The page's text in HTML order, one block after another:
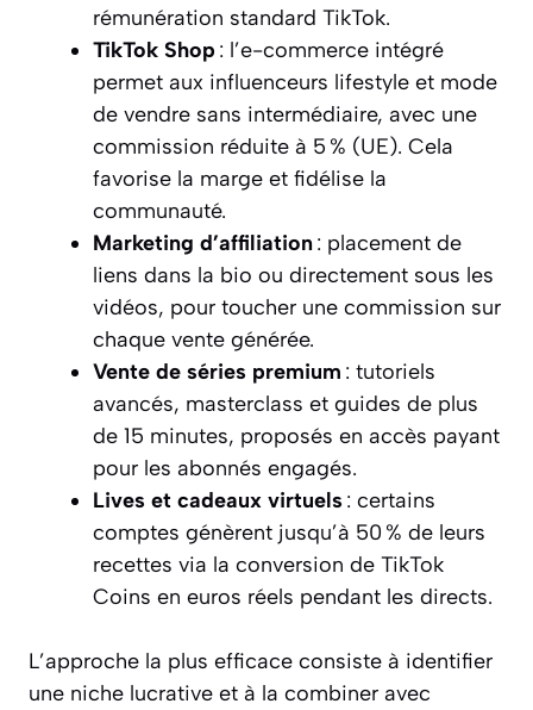
rémunération standard TikTok.
TikTok Shop : l’e-commerce intégré
permet aux influenceurs lifestyle et mode
de vendre sans intermédiaire, avec une
commission réduite à 5 % (UE). Cela
favorise la marge et fidélise la
communauté.
Marketing d’affiliation: placement de
liens dans la bio ou directement sous les
vidéos, pour toucher une commission sur
chaque vente générée.
Vente de séries premium : tutoriels
avancés, masterclass et guides de plus
de 15 minutes, proposés en accès payant
pour les abonnés engagés.
Lives et cadeaux virtuels : certains
comptes génèrent jusqu’à 50 % de leurs
recettes via la conversion de TikTok
Coins en euros réels pendant les directs.
L’approche la plus efficace consiste à identifier
une niche lucrative et à la combiner avec